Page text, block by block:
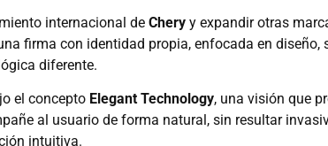
internacional de Chery y expandir otras
firma con identidad propia, enfocada en diseño,
diferente.
el concepto Elegant Technology, una visión que
al usuario de forma natural, sin resultar
intuitiva.